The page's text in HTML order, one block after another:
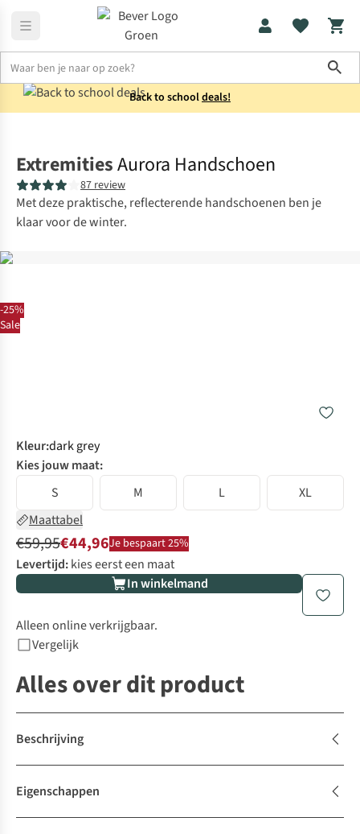
Back to schooldeals!
-25%
Sale
ExtremitiesAurora Handschoen
87 review
Met deze praktische, reflecterende handschoenen ben je
klaar voor de winter.
Kleur:dark grey
Kies jouw maat:
S
M L
XL
Maattabel
€59,95€44,96Je bespaart 25%
Levertijd:kies eerst een maat
In winkelmand
Alleen online verkrijgbaar.
Vergelijk
Alles over dit product
Beschrijving
Eigenschappen